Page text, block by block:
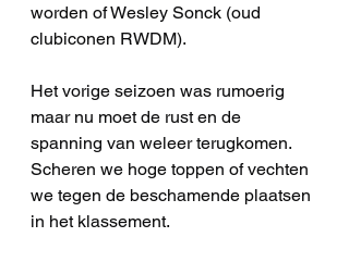
worden of Wesley Sonck (oud
clubiconen RWDM).
Het vorige seizoen was rumoerig
maar nu moet de rust en de
spanning van weleer terugkomen.
Scheren we hoge toppen of vechten
we tegen de beschamende plaatsen
in het klassement.